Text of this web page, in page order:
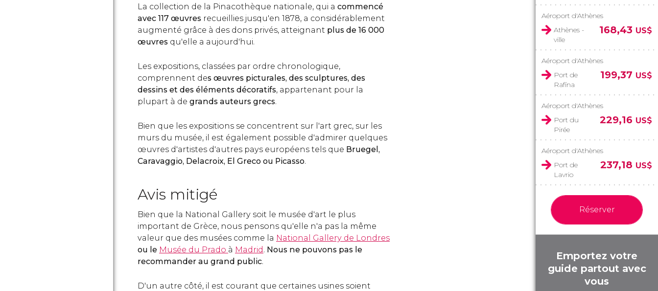
La collection de la Pinacothèque nationale, qui a commencé
avec 117 œuvres recueillies jusqu'en 1878, a considérablement
augmenté grâce à des dons privés, atteignant plus de 16 000
œuvres qu'elle a aujourd'hui.
Les expositions, classées par ordre chronologique,
comprennent des œuvres picturales, des sculptures, des
dessins et des éléments décoratifs, appartenant pour la
plupart à de grands auteurs grecs.
Bien que les expositions se concentrent sur l'art grec, sur les
murs du musée, il est également possible d'admirer quelques
œuvres d'artistes d'autres pays européens tels que Bruegel,
Caravaggio, Delacroix, El Greco ou Picasso.
Avis mitigé
Bien que la National Gallery soit le musée d'art le plus
important de Grèce, nous pensons qu'elle n'a pas la même
valeur que des musées comme la National Gallery de Londres
ou le Musée du Prado à Madrid . Nous ne pouvons pas le
recommander au grand public.
D'un autre côté, il est courant que certaines usines soient
Aéroport d'Athènes
Athènes -
ville
168,43 US$
Aéroport d'Athènes
Port de
Rafína
199,37 US$
Aéroport d'Athènes
Port du
Pirée
229,16 US$
Aéroport d'Athènes
Port de
Lavrio
237,18 US$
Réserver
Emportez votre
guide partout avec
vous